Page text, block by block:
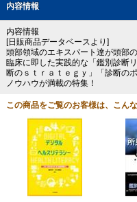
内容情報
内容情報
[日販商品データベースより]
頭部領域のエキスパート達が頭部
臨床に即した実践的な「鑑別診断
断のｓｔｒａｔｅｇｙ」「診断の
ノウハウが満載の特集！
この商品をご覧のお客様は、こん